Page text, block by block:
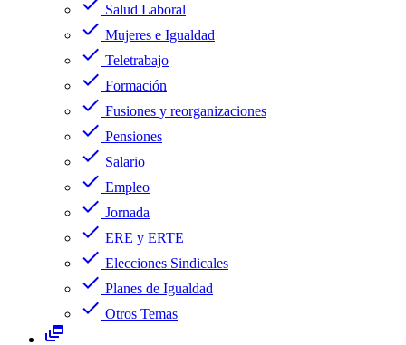
Salud Laboral
check Mujeres e Igualdad
check Teletrabajo
check Formación
check Fusiones y reorganizaciones
check Pensiones
check Salario
check Empleo
check Jornada
check ERE y ERTE
check Elecciones Sindicales
check Planes de Igualdad
check Otros Temas
dynamic_feed